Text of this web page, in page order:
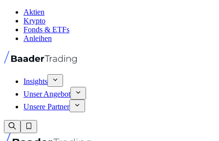
Aktien
Krypto
Fonds & ETFs
Anleihen
Insights
Unser Angebot
Unsere Partner